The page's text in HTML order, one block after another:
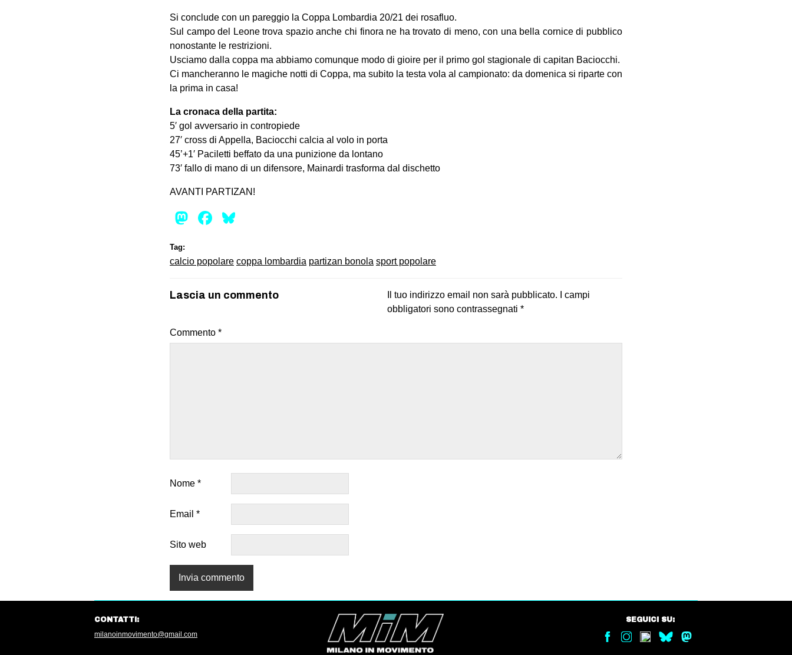
Si conclude con un pareggio la Coppa Lombardia 20/21 dei rosafluo.
Sul campo del Leone trova spazio anche chi finora ne ha trovato di meno, con una bella cornice di pubblico
nonostante le restrizioni.
Usciamo dalla coppa ma abbiamo comunque modo di gioire per il primo gol stagionale di capitan Baciocchi.
Ci mancheranno le magiche notti di Coppa, ma subito la testa vola al campionato: da domenica si riparte con
la prima in casa!
La cronaca della partita:
5′ gol avversario in contropiede
27′ cross di Appella, Baciocchi calcia al volo in porta
45’+1′ Paciletti beffato da una punizione da lontano
73′ fallo di mano di un difensore, Mainardi trasforma dal dischetto
AVANTI PARTIZAN!
Mastodon
Facebook
Tag:
calcio popolare coppa lombardia partizan bonola sport popolare
Lascia un commento Il tuo indirizzo email non sarà pubblicato.
I campi
obbligatori sono contrassegnati *
Commento *
Nome *
Email *
Sito web
CONTATTI:
milanoinmovimento@gmail.com
SEGUICI SU: